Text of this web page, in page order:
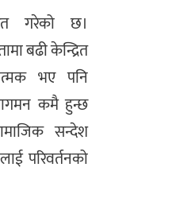
गरेको छ।
बढी केन्द्रित
भए पनि
कमै हुन्छ
सन्देश
परिवर्तनको